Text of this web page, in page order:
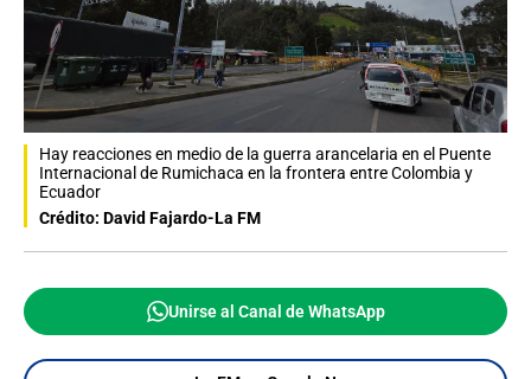
Hay reacciones en medio de la guerra arancelaria en el Puente
Internacional de Rumichaca en la frontera entre Colombia y
Ecuador
Crédito: David Fajardo-La FM
Unirse al Canal de WhatsApp